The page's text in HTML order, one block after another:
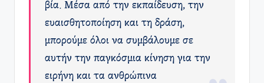
βία. Μέσα από την εκπαίδευση, την
ευαισθητοποίηση και τη δράση,
μπορούμε όλοι να συμβάλουμε σε
αυτήν την παγκόσμια κίνηση για την
ειρήνη και τα ανθρώπινα